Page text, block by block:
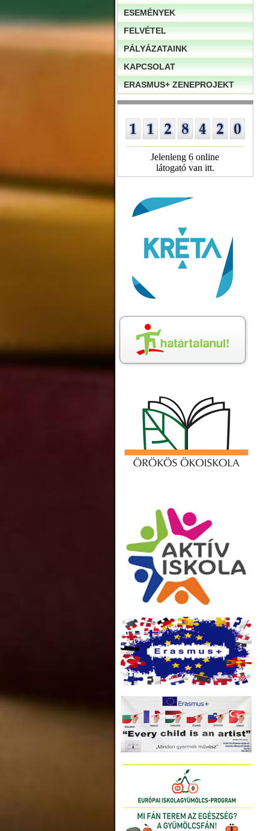
ESEMÉNYEK
FELVÉTEL
PÁLYÁZATAINK
KAPCSOLAT
ERASMUS+ ZENEPROJEKT
Jelenleng 6 online
látogató van itt.